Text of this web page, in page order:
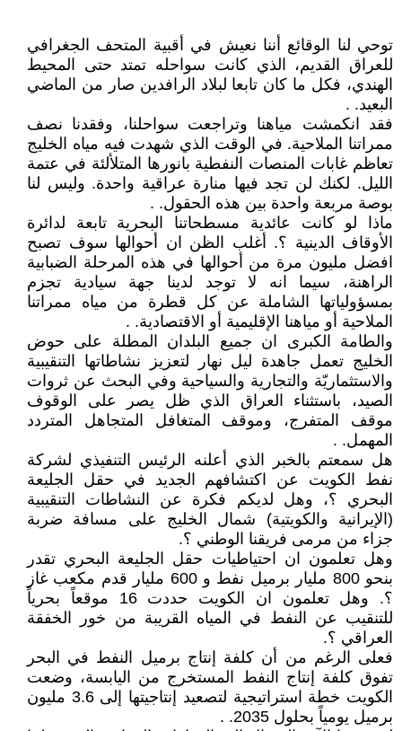
توحي لنا الوقائع أننا نعيش في أقبية المتحف الجغرافي
للعراق القديم، الذي كانت سواحله تمتد حتى المحيط
الهندي، فكل ما كان تابعا لبلاد الرافدين صار من الماضي
البعيد. .
فقد انكمشت مياهنا وتراجعت سواحلنا، وفقدنا نصف
ممراتنا الملاحية. في الوقت الذي شهدت فيه مياه الخليج
تعاظم غابات المنصات النفطية بانورها المتلألئة في عتمة
الليل. لكنك لن تجد فيها منارة عراقية واحدة. وليس لنا
بوصة مربعة واحدة بين هذه الحقول. .
ماذا لو كانت عائدية مسطحاتنا البحرية تابعة لدائرة
الأوقاف الدينية ؟. أغلب الظن ان أحوالها سوف تصبح
افضل مليون مرة من أحوالها في هذه المرحلة الضبابية
الراهنة، سيما انه لا توجد لدينا جهة سيادية تجزم
بمسؤولياتها الشاملة عن كل قطرة من مياه ممراتنا
الملاحية أو مياهنا الإقليمية أو الاقتصادية. .
والطامة الكبرى ان جميع البلدان المطلة على حوض
الخليج تعمل جاهدة ليل نهار لتعزيز نشاطاتها التنقيبية
والاستثماريّة والتجارية والسياحية وفي البحث عن ثروات
الصيد، باستثناء العراق الذي ظل يصر على الوقوف
موقف المتفرج، وموقف المتغافل المتجاهل المتردد
المهمل. .
هل سمعتم بالخبر الذي أعلنه الرئيس التنفيذي لشركة
نفط الكويت عن اكتشافهم الجديد في حقل الجليعة
البحري ؟، وهل لديكم فكرة عن النشاطات التنقيبية
(الإيرانية والكويتية) شمال الخليج على مسافة ضربة
جزاء من مرمى فريقنا الوطني ؟.
وهل تعلمون ان احتياطيات حقل الجليعة البحري تقدر
بنحو 800 مليار برميل نفط و 600 مليار قدم مكعب غاز
؟. وهل تعلمون ان الكويت حددت 16 موقعاً بحرياً
للتنقيب عن النفط في المياه القريبة من خور الخفقة
العراقي ؟.
فعلى الرغم من أن كلفة إنتاج برميل النفط في البحر
تفوق كلفة إنتاج النفط المستخرج من اليابسة، وضعت
الكويت خطة استراتيجية لتصعيد إنتاجيتها إلى 3.6 مليون
برميل يومياً بحلول 2035. .